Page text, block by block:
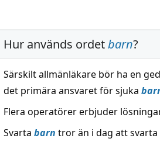
Hur används ordetbarn?
Särskilt allmänläkare bör ha en
det primära ansvaret för sjuka
Flera operatörer erbjuder
Svarta barn tror än i dag att